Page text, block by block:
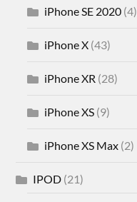
iPhone SE 2020 (4)
iPhone X (43)
iPhone XR (28)
iPhone XS (9)
iPhone XS Max (2)
IPOD (21)